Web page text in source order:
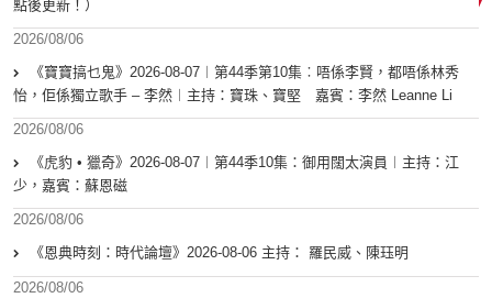
點後更新！）
2026/08/06
《寶寶搞乜鬼》2026-08-07︱第44季第10集︰唔係李賢，都唔係林秀
怡，佢係獨立歌手 – 李然︱主持：寶珠、寶堅 嘉賓：李然 Leanne Li
2026/08/06
《虎豹 • 獵奇》2026-08-07︱第44季10集：御用闊太演員︱主持：江
少，嘉賓：蘇恩磁
2026/08/06
《恩典時刻：時代論壇》2026-08-06 主持： 羅民威、陳珏明
2026/08/06